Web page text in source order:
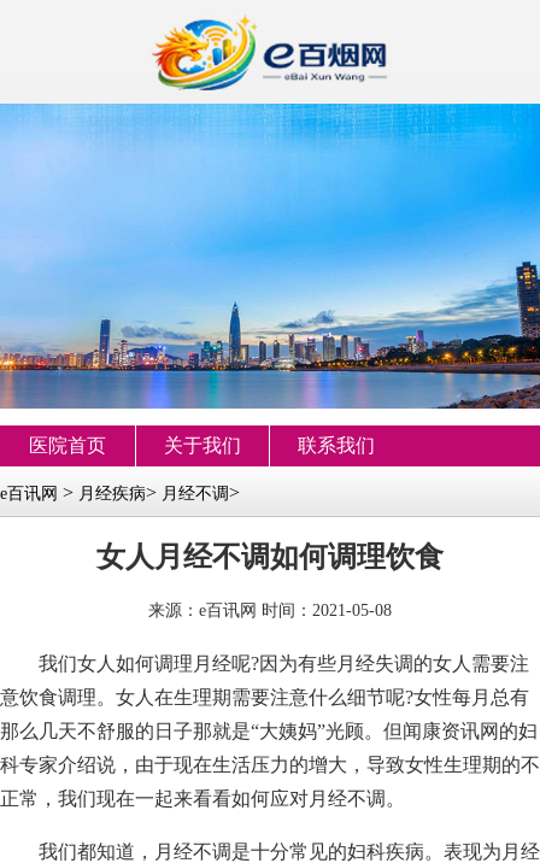
医院首页 关于我们 联系我们
e百讯网 > 月经疾病> 月经不调>
女人月经不调如何调理饮食
来源： e百讯网 时间：2021-05-08
我们女人如何调理月经呢?因为有些月经失调的女人需要注
意饮食调理。女人在生理期需要注意什么细节呢?女性每月总有
那么几天不舒服的日子那就是“大姨妈”光顾。但闻康资讯网的妇
科专家介绍说，由于现在生活压力的增大，导致女性生理期的不
正常，我们现在一起来看看如何应对月经不调。
我们都知道，月经不调是十分常见的妇科疾病。表现为月经